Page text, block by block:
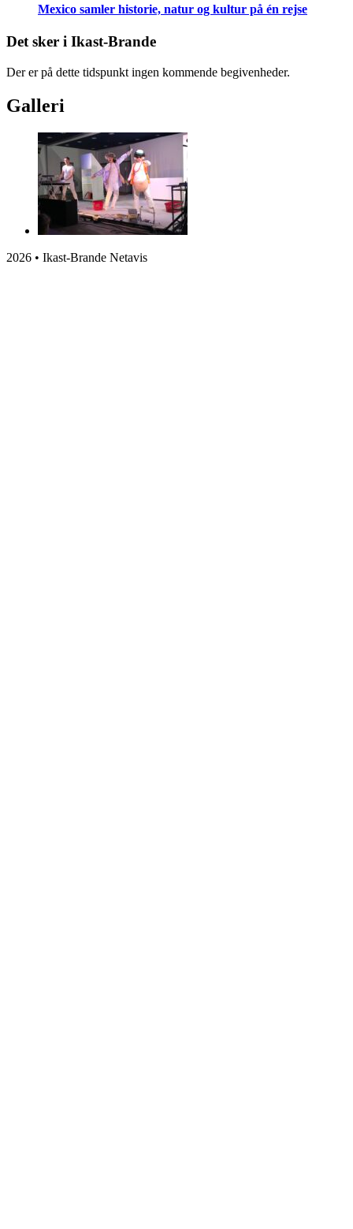
Mexico samler historie, natur og kultur på én rejse
Det sker i Ikast-Brande
Der er på dette tidspunkt ingen kommende begivenheder.
Galleri
2026 • Ikast-Brande Netavis